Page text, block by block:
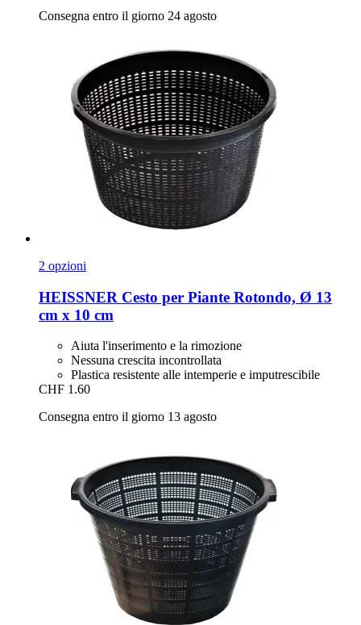
Consegna entro il giorno 24 agosto
2 opzioni
HEISSNER Cesto per Piante Rotondo, Ø 13
cm x 10 cm
Aiuta l'inserimento e la rimozione
Nessuna crescita incontrollata
Plastica resistente alle intemperie e imputrescibile
CHF 1.60
Consegna entro il giorno 13 agosto